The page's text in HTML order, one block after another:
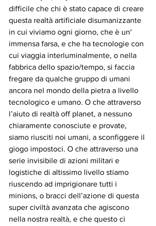
difficile che chi è stato capace di creare
questa realtà artificiale disumanizzante
in cui viviamo ogni giorno, che è un'
immensa farsa, e che ha tecnologie con
cui viaggia interluminalmente, o nella
fabbrica dello spazio/tempo, si faccia
fregare da qualche gruppo di umani
ancora nel mondo della pietra a livello
tecnologico e umano. O che attraverso
l’aiuto di realtà off planet, a nessuno
chiaramente conosciute e provate,
siamo riusciti noi umani, a sconfiggere il
giogo impostoci. O che attraverso una
serie invisibile di azioni militari e
logistiche di altissimo livello stiamo
riuscendo ad imprigionare tutti i
minions, o bracci dell’azione di questa
super civiltà avanzata che agiscono
nella nostra realtà, e che questo ci